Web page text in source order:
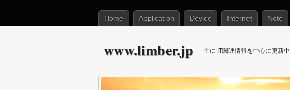
Home Application Device Internet Note
www.limber.jp 主に IT関連情報を中心に更新中